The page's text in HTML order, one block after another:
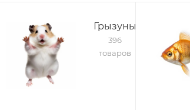
Грызуны
396
товаров